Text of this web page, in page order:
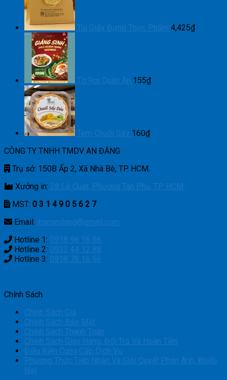
Túi Giấy Đựng Thực Phẩm 4,425₫
Tờ Rơi Quán Ăn 155₫
Tem Chuối Sấy 160₫
CÔNG TY TNHH TMDV AN ĐĂNG
Trụ sở: 150B Ấp 2, Xã Nhà Bè, TP. HCM.
Xưởng in: 28 Lê Quát, Phường Tân Phú, TP. HCM.
MST: 0 3 1 4 9 0 5 6 2 7
Email: inanandang@gmail.com
Hotline 1: 0918 96 16 56
Hotline 2: 0933 44 12 88
Hotline 3: 0918 78 16 56
Chính Sách
Chính Sách Giá
Chính Sách Bảo Mật
Chính Sách Thanh Toán
Chính Sách Giao Hàng, Đổi Trả Và Hoàn Tiền
Điều Kiện Cung Cấp Dịch Vụ
Phương Thức Tiếp Nhận Và Giải Quyết Phản Ánh, Khiếu
Nại